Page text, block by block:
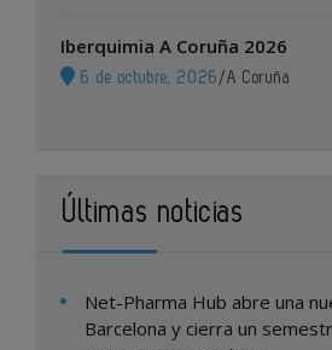
Iberquimia A Coruña 2026
6 de octubre, 2026 /A Coruña
Últimas noticias
Net-Pharma Hub abre una
Barcelona y cierra un